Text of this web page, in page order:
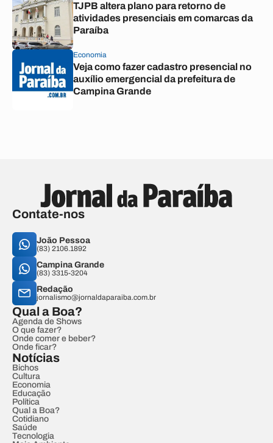
TJPB altera plano para retorno de
atividades presenciais em comarcas da
Paraíba
Economia
Veja como fazer cadastro presencial no
auxílio emergencial da prefeitura de
Campina Grande
Contate-nos
João Pessoa
(83) 2106.1892
Campina Grande
(83) 3315-3204
Redação
jornalismo@jornaldaparaiba.com.br
Qual a Boa?
Agenda de Shows
O que fazer?
Onde comer e beber?
Onde ficar?
Notícias
Bichos
Cultura
Economia
Educação
Política
Qual a Boa?
Cotidiano
Saúde
Tecnologia